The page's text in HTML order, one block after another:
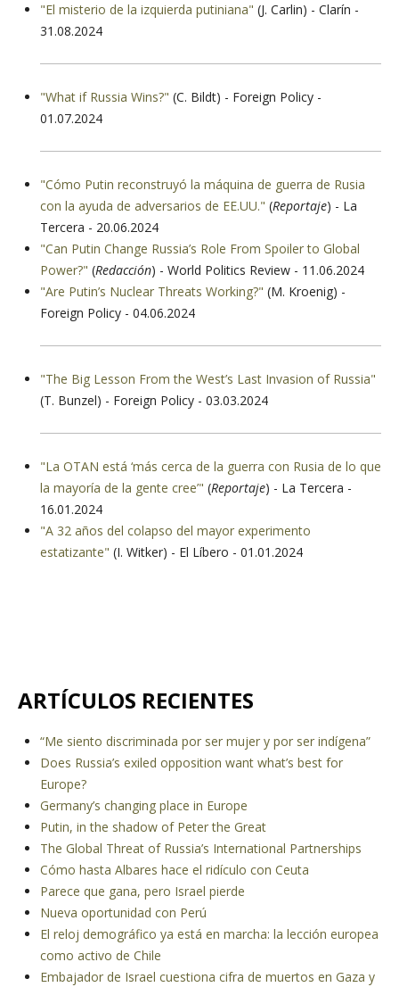
"El misterio de la izquierda putiniana" (J. Carlin) - Clarín -
31.08.2024
"What if Russia Wins?" (C. Bildt) - Foreign Policy -
01.07.2024
"Cómo Putin reconstruyó la máquina de guerra de Rusia
con la ayuda de adversarios de EE.UU." (Reportaje) - La
Tercera - 20.06.2024
"Can Putin Change Russia’s Role From Spoiler to Global
Power?" (Redacción) - World Politics Review - 11.06.2024
"Are Putin’s Nuclear Threats Working?" (M. Kroenig) -
Foreign Policy - 04.06.2024
"The Big Lesson From the West’s Last Invasion of Russia"
(T. Bunzel) - Foreign Policy - 03.03.2024
"La OTAN está ‘más cerca de la guerra con Rusia de lo que
la mayoría de la gente cree’" (Reportaje) - La Tercera -
16.01.2024
"A 32 años del colapso del mayor experimento
estatizante" (I. Witker) - El Líbero - 01.01.2024
ARTÍCULOS RECIENTES
“Me siento discriminada por ser mujer y por ser indígena”
Does Russia’s exiled opposition want what’s best for
Europe?
Germany’s changing place in Europe
Putin, in the shadow of Peter the Great
The Global Threat of Russia’s International Partnerships
Cómo hasta Albares hace el ridículo con Ceuta
Parece que gana, pero Israel pierde
Nueva oportunidad con Perú
El reloj demográfico ya está en marcha: la lección europea
como activo de Chile
Embajador de Israel cuestiona cifra de muertos en Gaza y